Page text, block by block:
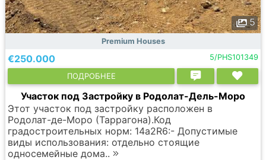
5
Premium Houses
€250.000 5/PHS101349
ПОДРОБНЕЕ
Участок под Застройку в Родолат-Дель-Моро
Этот участок под застройку расположен в
Родолат-де-Моро (Таррагона).Код
градостроительных норм: 14a2R6:- Допустимые
виды использования: отдельно стоящие
односемейные дома..